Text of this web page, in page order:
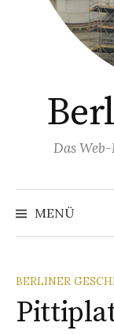
Das
MENÜ
BERLINER